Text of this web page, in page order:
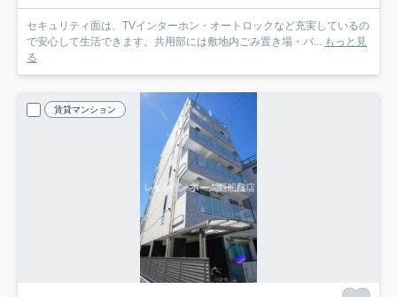
セキュリティ面は、TVインターホン・オートロックなど充実しているの
で安心して生活できます。共用部には敷地内ごみ置き場・バ... もっと見
る
賃貸マンション